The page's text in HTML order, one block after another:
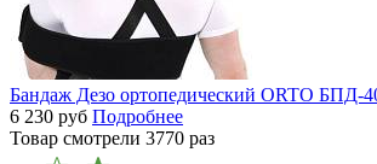
Бандаж Дезо ортопедический ORTO БПД-
6 230 руб Подробнее
Товар смотрели 3770 раз